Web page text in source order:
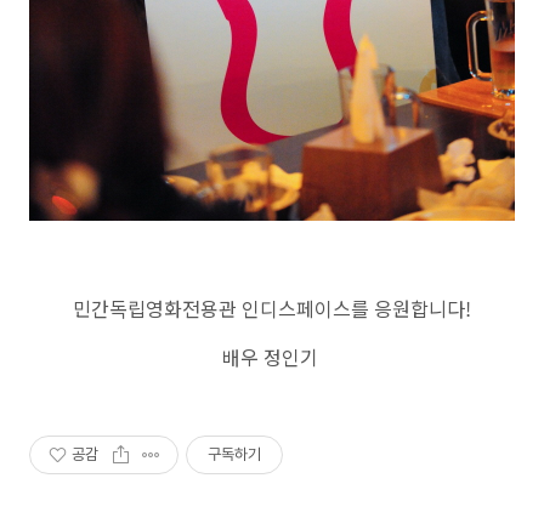
민간독립영화전용관 인디스페이스를 응원합니다!
배우 정인기
공감 구독하기